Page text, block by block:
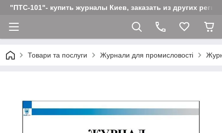
"ПТС-101"- купить журналы Киев, заказать из других
Товари та послуги Журнали для промисловості